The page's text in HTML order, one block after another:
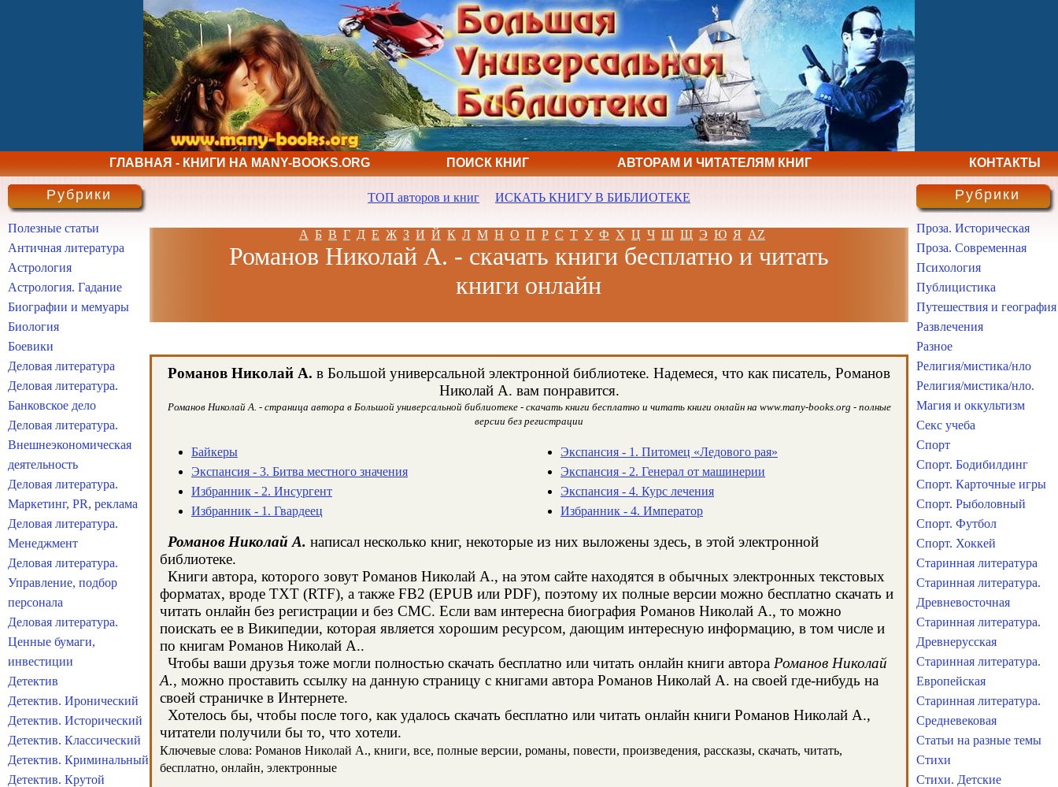
ГЛАВНАЯ - КНИГИ НА MANY-BOOKS.ORG ПОИСК КНИГ АВТОРАМ И ЧИТАТЕЛЯМ КНИГ КОНТАКТЫ
ТОП авторов и книг ИСКАТЬ КНИГУ В БИБЛИОТЕКЕ
А Б В Г Д Е Ж З И Й К Л М Н О П Р С Т У Ф Х Ц Ч Ш Щ Э Ю Я AZ
Романов Николай А. - скачать книги бесплатно и читать
книги онлайн
Романов Николай А. в Большой универсальной электронной библиотеке. Надемеся, что как писатель, Романов
Николай А. вам понравится.
Романов Николай А. - страница автора в Большой универсальной библиотеке - скачать книги бесплатно и читать книги онлайн на www.many-books.org - полные
версии без регистрации
Байкеры
Экспансия - 3. Битва местного значения
Избранник - 2. Инсургент
Избранник - 1. Гвардеец
Экспансия - 1. Питомец «Ледового рая»
Экспансия - 2. Генерал от машинерии
Экспансия - 4. Курс лечения
Избранник - 4. Император
Романов Николай А. написал несколько книг, некоторые из них выложены здесь, в этой электронной
библиотеке.
Книги автора, которого зовут Романов Николай А., на этом сайте находятся в обычных электронных текстовых
форматах, вроде TXT (RTF), а также FB2 (EPUB или PDF), поэтому их полные версии можно бесплатно скачать и
читать онлайн без регистрации и без СМС. Если вам интересна биография Романов Николай А., то можно
поискать ее в Википедии, которая является хорошим ресурсом, дающим интересную информацию, в том числе и
по книгам Романов Николай А..
Чтобы ваши друзья тоже могли полностью скачать бесплатно или читать онлайн книги автора Романов Николай
А., можно проставить ссылку на данную страницу с книгами автора Романов Николай А. на своей где-нибудь на
своей страничке в Интернете.
Хотелось бы, чтобы после того, как удалось скачать бесплатно или читать онлайн книги Романов Николай А.,
читатели получили бы то, что хотели.
Ключевые слова: Романов Николай А., книги, все, полные версии, романы, повести, произведения, рассказы, скачать, читать,
бесплатно, онлайн, электронные
Рубрики
Полезные статьи
Античная литература
Астрология
Астрология. Гадание
Биографии и мемуары
Биология
Боевики
Деловая литература
Деловая литература.
Банковское дело
Деловая литература.
Внешнеэкономическая
деятельность
Деловая литература.
Маркетинг, PR, реклама
Деловая литература.
Менеджмент
Деловая литература.
Управление, подбор
персонала
Деловая литература.
Ценные бумаги,
инвестиции
Детектив
Детектив. Иронический
Детектив. Исторический
Детектив. Классический
Детектив. Криминальный
Детектив. Крутой
Рубрики
Проза. Историческая
Проза. Современная
Психология
Публицистика
Путешествия и география
Развлечения
Разное
Религия/мистика/нло
Религия/мистика/нло.
Магия и оккультизм
Секс учеба
Спорт
Спорт. Бодибилдинг
Спорт. Карточные игры
Спорт. Рыболовный
Спорт. Футбол
Спорт. Хоккей
Старинная литература
Старинная литература.
Древневосточная
Старинная литература.
Древнерусская
Старинная литература.
Европейская
Старинная литература.
Средневековая
Статьи на разные темы
Стихи
Стихи. Детские